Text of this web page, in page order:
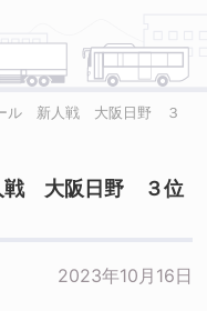
ール 新人戦 大阪日野 ３
戦 大阪日野 ３位
2023年10月16日